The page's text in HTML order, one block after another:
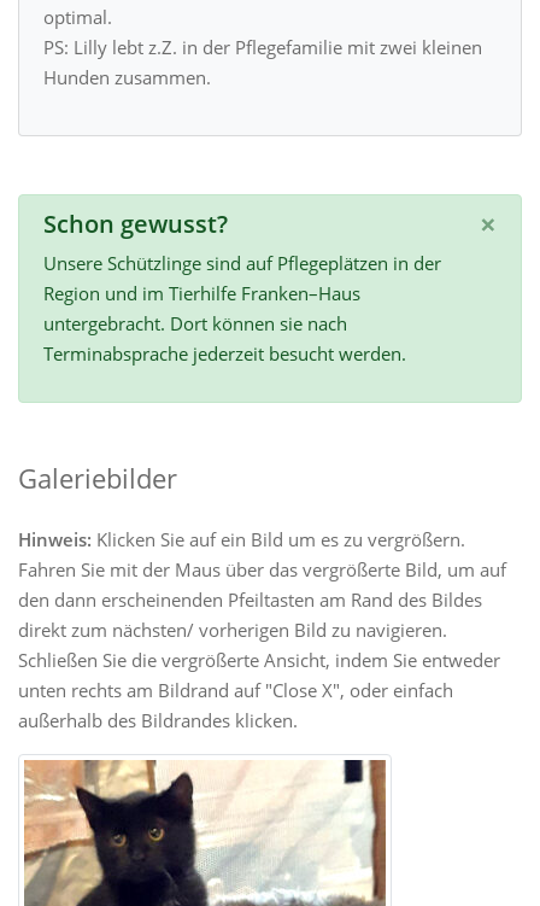
optimal.
PS: Lilly lebt z.Z. in der Pflegefamilie mit zwei kleinen
Hunden zusammen.
×
Schon gewusst?
Unsere Schützlinge sind auf Pflegeplätzen in der
Region und im Tierhilfe Franken–Haus
untergebracht. Dort können sie nach
Terminabsprache jederzeit besucht werden.
Galeriebilder
Hinweis: Klicken Sie auf ein Bild um es zu vergrößern.
Fahren Sie mit der Maus über das vergrößerte Bild, um auf
den dann erscheinenden Pfeiltasten am Rand des Bildes
direkt zum nächsten/ vorherigen Bild zu navigieren.
Schließen Sie die vergrößerte Ansicht, indem Sie entweder
unten rechts am Bildrand auf "Close X", oder einfach
außerhalb des Bildrandes klicken.